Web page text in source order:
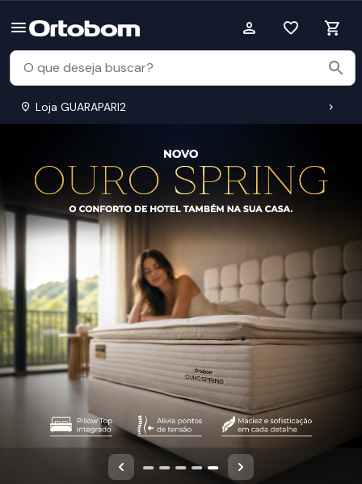
Loja GUARAPARI2
Anterior Próximo